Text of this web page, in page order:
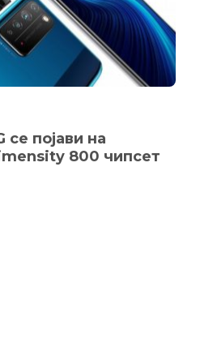
се појави на
800 чипсет